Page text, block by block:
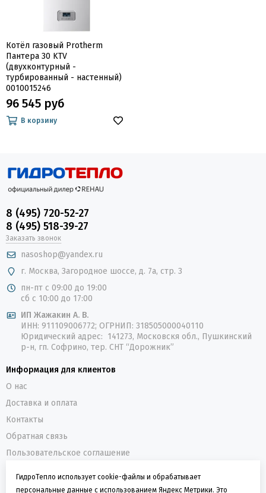
Котёл газовый Protherm
Пантера 30 KTV
(двухконтурный -
турбированный - настенный)
0010015246
96 545 руб
В корзину
8 (495) 720-52-27
8 (495) 518-39-27
Заказать звонок
nasoshop@yandex.ru
г. Москва, Загородное шоссе, д. 7а, стр. 3
пн-пт с 09:00 до 19:00
сб с 10:00 до 17:00
ИП Жажакин А. В.
ИНН: 911109006772; ОГРНИП: 318505000040110
Юридический адрес: 141273, Московскя обл., Пушкинский
р-н, гп. Софрино, тер. СНТ “Дорожник”
Информация для клиентов
О нас
Доставка и оплата
Контакты
Обратная связь
Пользовательское соглашение
ГидроТепло использует cookie-файлы и обрабатывает
персональные данные с использованием Яндекс Метрики. Это